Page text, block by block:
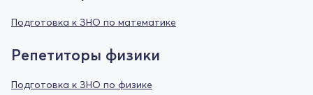
Подготовка к ЗНО по математике
Репетиторы физики
Подготовка к ЗНО по физике